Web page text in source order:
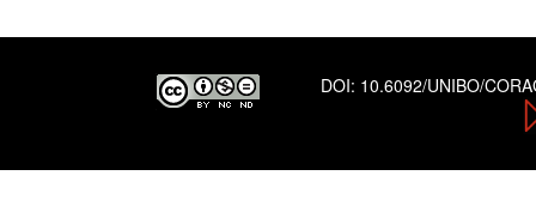
DOI: 10.6092/UNIBO/